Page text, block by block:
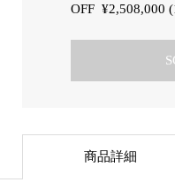
OFF ¥2,508,000
商品詳細